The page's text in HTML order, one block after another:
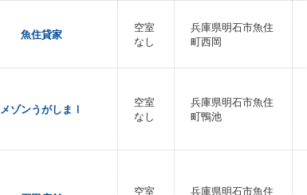
魚住貸家
空室
なし
兵庫県明石市魚住
町西岡
メゾンうがしまⅠ
空室
なし
兵庫県明石市魚住
町鴨池
空室 兵庫県明石市魚住